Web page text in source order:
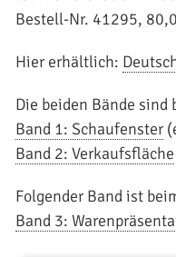
Bestell-Nr. 41295,
Hier erhältlich:
Die beiden Bände
Band 1: Schaufenster
Band 2: Verkaufsfläche
Folgender Band ist
Band 3: